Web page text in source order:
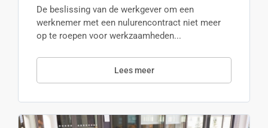
De beslissing van de werkgever om een
werknemer met een nulurencontract niet meer
op te roepen voor werkzaamheden...
Lees meer